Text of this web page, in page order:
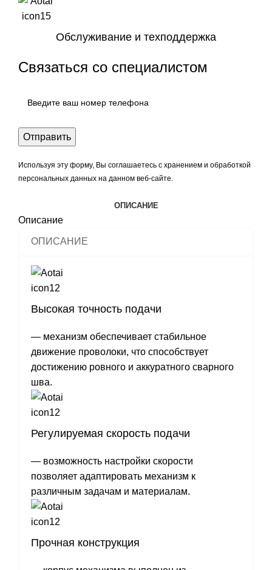
Обслуживание и техподдержка
Связаться со специалистом
Используя эту форму, Вы соглашаетесь с хранением и обработкой
персональных данных на данном веб-сайте.
ОПИСАНИЕ
Описание
ОПИСАНИЕ
Высокая точность подачи
— механизм обеспечивает стабильное
движение проволоки, что способствует
достижению ровного и аккуратного сварного
шва.
Регулируемая скорость подачи
— возможность настройки скорости
позволяет адаптировать механизм к
различным задачам и материалам.
Прочная конструкция